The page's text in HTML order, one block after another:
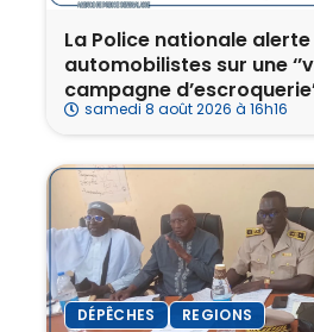
La Police nationale alerte
automobilistes sur une
campagne
samedi 8 août 2026 à 16h16
DÉPÊCHES REGIONS